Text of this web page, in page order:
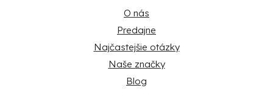
O nás
Predajne
Najčastejšie otázky
Naše značky
Blog